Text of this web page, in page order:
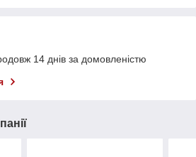
14 днів за домовленістю